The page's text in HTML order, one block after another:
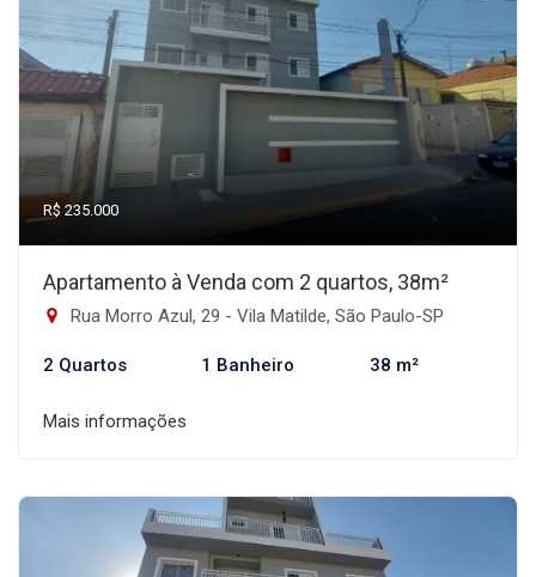
R$ 235.000
Apartamento à Venda com 2 quartos, 38m²
Rua Morro Azul, 29 - Vila Matilde, São Paulo-SP
2 Quartos 1 Banheiro 38 m²
Mais informações